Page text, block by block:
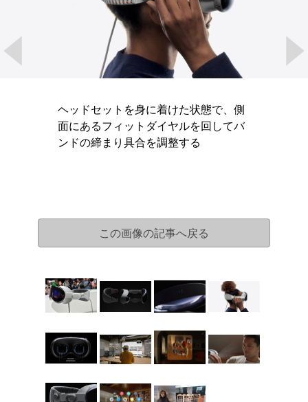
ヘッドセットを身に着けた状態で、側
面にあるフィットダイヤルを回してバ
ンドの締まり具合を調整する
この画像の記事へ戻る